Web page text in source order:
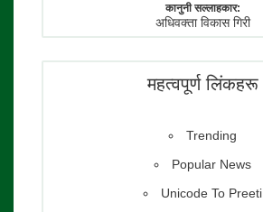
कानुनी सल्लाहकार:
अधिवक्ता विकास गिरी
महत्वपूर्ण लिंकहरू
Trending
Popular News
Unicode To Preeti